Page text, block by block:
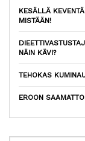
KESÄLLÄ
MISTÄÄN!
NÄIN KÄVI?
TEHOKAS
EROON